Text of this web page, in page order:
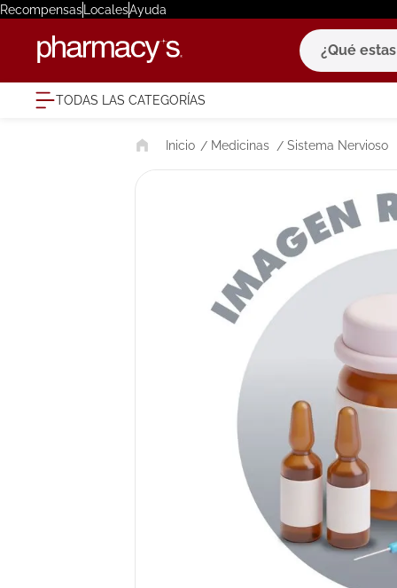
RecompensasLocalesAyuda
¿Qué estas
TODAS LAS CATEGORÍAS
Medicinas Sistema Nervioso
1. eucerin
3.
7.
. roche
9. megacistin
10 pañales